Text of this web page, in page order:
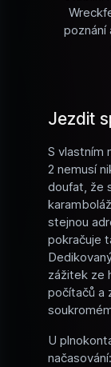
poznání
Jezdit
S vlastním
2 nemusí
doufat, že
stejnou
pokračuje
zážitek ze
počítačů a
U